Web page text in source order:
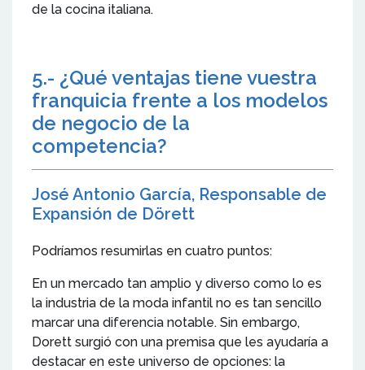
de la cocina italiana.
5.- ¿Qué ventajas tiene vuestra
franquicia frente a los modelos
de negocio de la
competencia?
José Antonio García, Responsable de
Expansión de Dörett
Podríamos resumirlas en cuatro puntos:
En un mercado tan amplio y diverso como lo es
la industria de la moda infantil no es tan sencillo
marcar una diferencia notable. Sin embargo,
Dorett surgió con una premisa que les ayudaría a
destacar en este universo de opciones: la